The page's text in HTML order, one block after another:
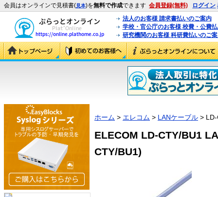
会員はオンラインで見積書(見本)を無料で作成できます 会員登録(無料) ログイン
法人のお客様 請求書払いのご案内
学校・官公庁のお客様 校費・公費
研究機関のお客様 科研費払いのご
ホーム > エレコム > LANケーブル >
ELECOM LD-CTY/BU1
CTY/BU1)